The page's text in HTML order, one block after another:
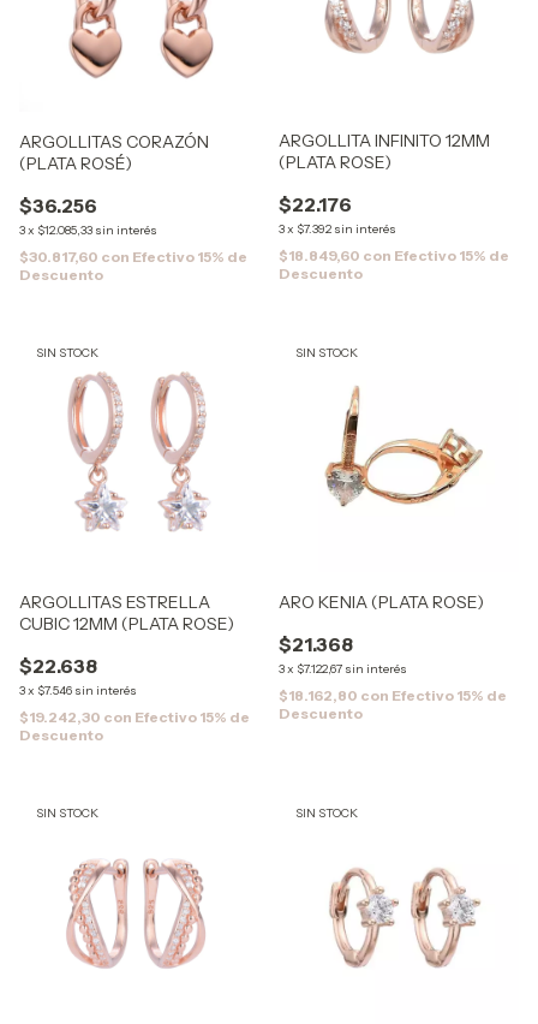
ARGOLLITAS CORAZÓN
(PLATA ROSÉ)
$36.256
3x $12.085,33 sin interés
$30.817,60 con Efectivo 15% de
Descuento
ARGOLLITA INFINITO 12MM
(PLATA ROSE)
$22.176
3x $7.392 sin interés
$18.849,60 con Efectivo 15% de
Descuento
SIN STOCK
ARGOLLITAS ESTRELLA
CUBIC 12MM (PLATA ROSE)
$22.638
3x $7.546 sin interés
$19.242,30 con Efectivo 15% de
Descuento
SIN STOCK
ARO KENIA (PLATA ROSE)
$21.368
3x $7.122,67 sin interés
$18.162,80 con Efectivo 15% de
Descuento
SIN STOCK SIN STOCK